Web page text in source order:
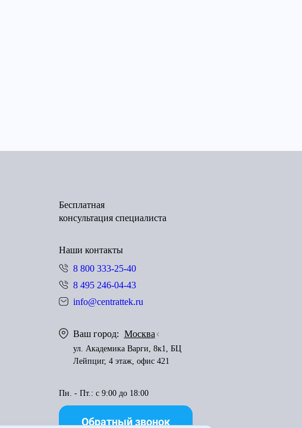
Бесплатная
консультация специалиста
Наши контакты
8 800 333-25-40
8 495 246-04-43
info@centrattek.ru
Ваш город: Москва
ул. Академика Варги, 8к1, БЦ
Лейпциг, 4 этаж, офис 421
Пн. - Пт.: с 9:00 до 18:00
Обратный звонок